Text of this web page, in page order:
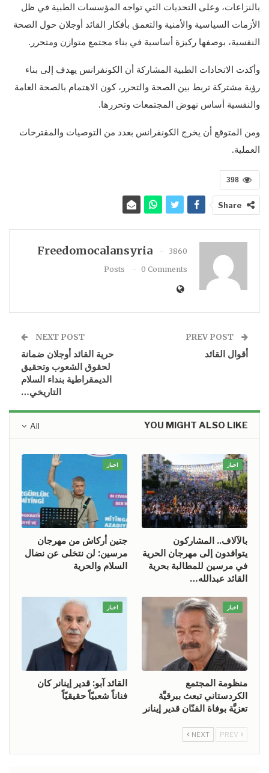
بالنزاعات، وعلى التحديات التي تواجه المؤسسات الطبية في ظل
الأزمات السياسية والأمنية والتعمق بأفكار القائد أوجلان حول الصحة
النفسية، بوصفها ركيزة أساسية في بناء مجتمع متوازن ومتحرر.
وأكدت الاتحادات الطبية المشاركة أن الكونفرانس يهدف إلى بناء
رؤية مشتركة تربط بين الصحة والتحرر، كون الاهتمام بالصحة العامة
والنفسية أساس نهوض المجتمعات وتحررها.
ومن المتوقع أن يخرج الكونفرانس بعدد من التوصيات والمقترحات
العملية.
398
Share
Freedomocalansyria
3860
Posts
0 Comments
أقوال القائد
NEXT POST
حرية القائد أوجلان ضمانة
لحقوق الشعوب وتحقيق
الديمقراطية بنداء السلام
التاريخي…
All YOU MIGHT ALSO LIKE
اخبار
بالآلاف.. المشاركون
يتوافدون إلى مهرجان الحرية
في مرسين للمطالبة بحرية
القائد عبدالله…
اخبار
جتين أركاش من مهرجان
مرسين: لن نتخلى عن نضال
السلام والحرية
اخبار
منظومة المجتمع
الكردستاني تبعث ببرقيَّة
تعزيَّة بوفاة الفنّان قدير إينانر
اخبار
القائد آبو: قدير إينانر كان
فناناً شعبيّاً حقيقيّاً
NEXT